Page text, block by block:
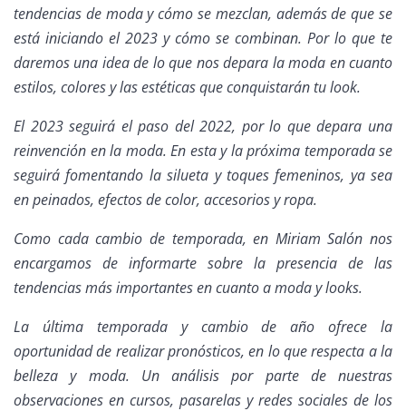
tendencias de moda y cómo se mezclan, además de que se
está iniciando el 2023 y cómo se combinan. Por lo que te
daremos una idea de lo que nos depara la moda en cuanto
estilos, colores y las estéticas que conquistarán tu look.
El 2023 seguirá el paso del 2022, por lo que depara una
reinvención en la moda. En esta y la próxima temporada se
seguirá fomentando la silueta y toques femeninos, ya sea
en peinados, efectos de color, accesorios y ropa.
Como cada cambio de temporada, en Miriam Salón nos
encargamos de informarte sobre la presencia de las
tendencias más importantes en cuanto a moda y looks.
La última temporada y cambio de año ofrece la
oportunidad de realizar pronósticos, en lo que respecta a la
belleza y moda. Un análisis por parte de nuestras
observaciones en cursos, pasarelas y redes sociales de los